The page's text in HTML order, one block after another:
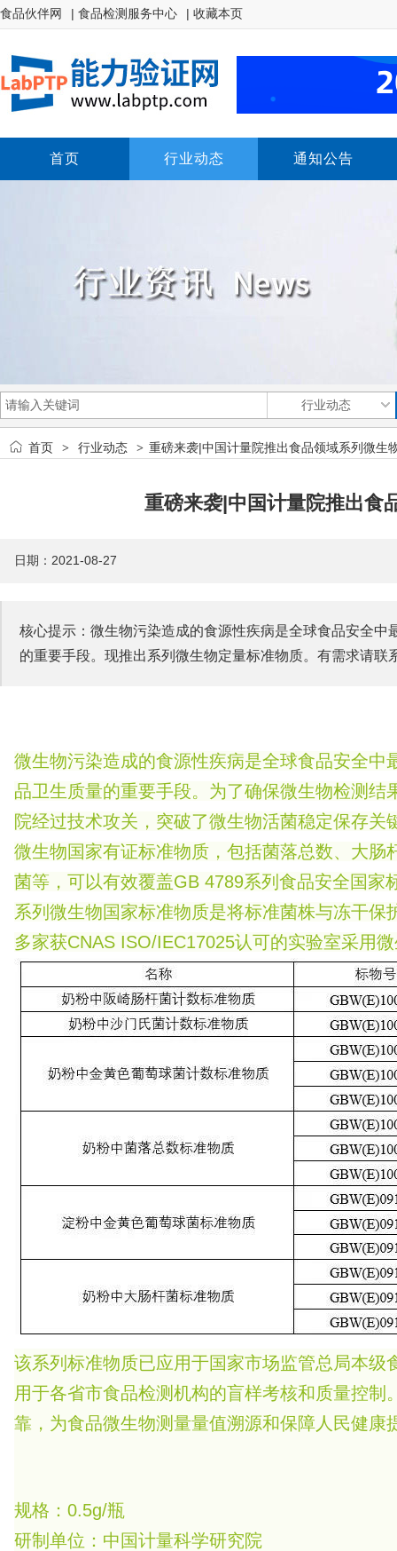
食品伙伴网 | 食品检测服务中心 | 收藏本页
首页 行业动态 通知公告
首页 > 行业动态 > 重磅来袭|中国计量院推出食品领域系列微生
重磅来袭|中国计量院推出食
日期：2021-08-27
核心提示：微生物污染造成的食源性疾病是全球食品安全
的重要手段。现推出系列微生物定量标准物质。有需求请联
微生物污染造成的食源性疾病是全球食品安全
品卫生质量的重要手段。为了确保微生物检测
院经过技术攻关，突破了微生物活菌稳定保存
微生物国家有证标准物质，包括菌落总数、大
菌等，可以有效覆盖GB 4789系列食品安全国
系列微生物国家标准物质是将标准菌株与冻干
多家获CNAS ISO/IEC17025认可的实验室采用
该系列标准物质已应用于国家市场监管总局本
用于各省市食品检测机构的盲样考核和质量控
靠，为食品微生物测量量值溯源和保障人民健康
规格：0.5g/瓶
研制单位：中国计量科学研究院